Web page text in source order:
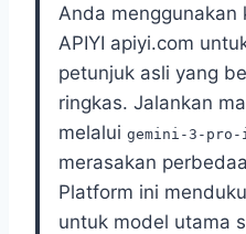
Anda menggunakan
APIYI apiyi.com
petunjuk asli yang
ringkas. Jalankan
melalui gemini-3-pro-
merasakan
Platform ini
untuk model utama